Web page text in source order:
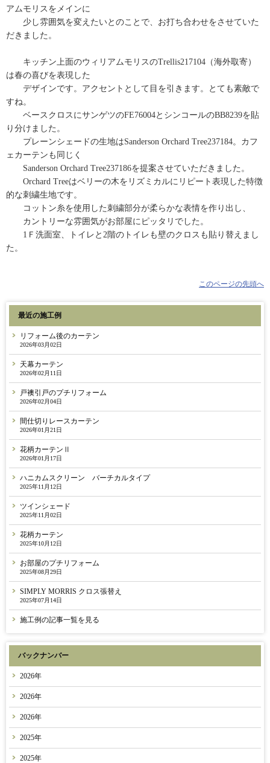
アムモリスをメインに
少し雰囲気を変えたいとのことで、お打ち合わせをさせていた
だきました。
キッチン上面のウィリアムモリスのTrellis217104（海外取寄）
は春の喜びを表現した
デザインです。アクセントとして目を引きます。とても素敵で
すね。
ベースクロスにサンゲツのFE76004とシンコールのBB8239を貼
り分けました。
プレーンシェードの生地はSanderson Orchard Tree237184。カフ
ェカーテンも同じく
Sanderson Orchard Tree237186を提案させていただきました。
Orchard Treeはベリーの木をリズミカルにリピート表現した特徴
的な刺繍生地です。
コットン糸を使用した刺繍部分が柔らかな表情を作り出し、
カントリーな雰囲気がお部屋にピッタリでした。
1Ｆ洗面室、トイレと2階のトイレも壁のクロスも貼り替えまし
た。
このページの先頭へ
最近の施工例
リフォーム後のカーテン
2026年03月02日
天幕カーテン
2026年02月11日
戸襖引戸のプチリフォーム
2026年02月04日
間仕切りレースカーテン
2026年01月21日
花柄カーテンⅡ
2026年01月17日
ハニカムスクリーン バーチカルタイプ
2025年11月12日
ツインシェード
2025年11月02日
花柄カーテン
2025年10月12日
お部屋のプチリフォーム
2025年08月29日
SIMPLY MORRIS クロス張替え
2025年07月14日
施工例の記事一覧を見る
バックナンバー
2026年
2026年
2026年
2025年
2025年